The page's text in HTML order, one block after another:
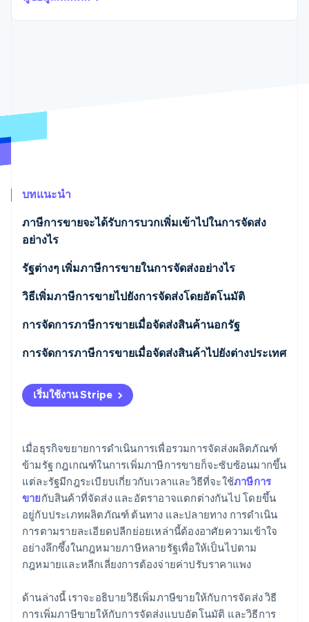
Radar
การขจัดคาร์บอน
Stripe Sessions 2026
AI อย่างไร
สื่อและความบันเทิง
บล็อกของนักพัฒนา
บทแนะนำ
ภาษีการขายจะได้รับการบวกเพิ่มเข้าไปในการจัดส่ง
อย่างไร
รัฐต่างๆ เพิ่มภาษีการขายในการจัดส่งอย่างไร
รัฐที่โดยปกติแล้วการจัดส่งต้องเสียภาษี
รัฐที่การจัดส่งต้องเสียภาษีหากรวมเป็นชุด
รัฐที่การจัดส่งต้องเสียภาษีภายใต้สถานการณ์เฉพาะ
รัฐที่โดยปกติแล้วการจัดส่งไม่ต้องเสียภาษี
วิธีเพิ่มภาษีการขายไปยังการจัดส่งโดยอัตโนมัติ
ตั้งค่า Stripe Tax
กําหนดค่าหมวดหมู่ผลิตภัณฑ์และภาษี
กําหนดอัตราค่าจัดส่งและการดำเนินการด้านภาษี
คํานวณภาษีอัตโนมัติเมื่อชําระเงิน
ผสานการทํางานกับแพลตฟอร์มอีคอมเมิร์ซ
การจัดการภาษีการขายเมื่อจัดส่งสินค้านอกรัฐ
กําหนดว่าคุณมีความเชื่อมโยงในรัฐปลายทางหรือไม่
กําหนดรูปแบบการเสียภาษีของสินค้า
คํานวณและเรียกเก็บภาษีการขาย
การจัดการภาษีการขายเมื่อจัดส่งสินค้าไปยังต่างประเทศ
ใครเป็นผู้จ่ายภาษีและอากรการจัดส่ง
ภาษีและอากรสําหรับการจัดส่งระหว่างประเทศ
การนําเข้ามายังประเทศปลายทาง
เริ่มใช้งาน Stripe
เมื่อธุรกิจขยายการดำเนินการเพื่อรวมการจัดส่งผลิตภัณฑ์
ข้ามรัฐ กฎเกณฑ์ในการเพิ่มภาษีการขายก็จะซับซ้อนมากขึ้น
แต่ละรัฐมีกฎระเบียบเกี่ยวกับเวลาและวิธีที่จะใช้ภาษีการ
ขายกับสินค้าที่จัดส่ง และอัตราอาจแตกต่างกันไป โดยขึ้น
อยู่กับประเภทผลิตภัณฑ์ ต้นทาง และปลายทาง การดำเนิน
การตามรายละเอียดปลีกย่อยเหล่านี้ต้องอาศัยความเข้าใจ
อย่างลึกซึ้งในกฎหมายภาษีหลายรัฐเพื่อให้เป็นไปตาม
กฎหมายและหลีกเลี่ยงการต้องจ่ายค่าปรับราคาแพง
ด้านล่างนี้ เราจะอธิบายวิธีเพิ่มภาษีขายให้กับการจัดส่ง วิธี
การเพิ่มภาษีขายให้กับการจัดส่งแบบอัตโนมัติ และวิธีการ